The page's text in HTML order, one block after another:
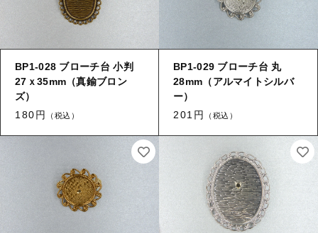
BP1-028 ブローチ台 小判
27ｘ35mm（真鍮ブロン
ズ）
180円
（税込）
BP1-029 ブローチ台 丸
28mm（アルマイトシルバ
ー）
201円
（税込）
≪チャーム≫ 葉
≪チャーム≫ 花
≪チャーム≫ コイン
≪チャーム≫ 両環付き
【加工】 メッキ
【加工】 溶接（ロー付け）
【留め金具】 パイプ
【留め金具】 玉環・舟環
【留め金具】 ツナギ環
【留め金具】 服飾
【留め金具】 ネックレス用金具・エリ吊り
ヒートン・９ピン・Tピン